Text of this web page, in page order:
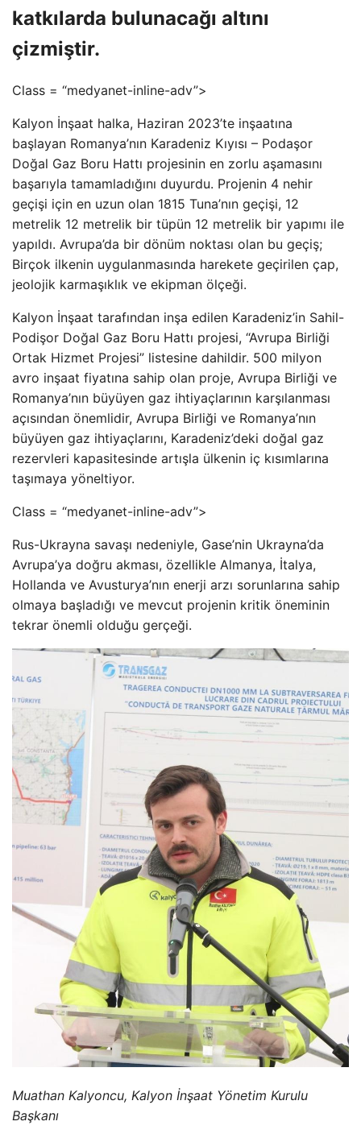
katkılarda bulunacağı altını
çizmiştir.
Class = “medyanet-inline-adv”>
Kalyon İnşaat halka, Haziran 2023’te inşaatına
başlayan Romanya’nın Karadeniz Kıyısı – Podaşor
Doğal Gaz Boru Hattı projesinin en zorlu aşamasını
başarıyla tamamladığını duyurdu. Projenin 4 nehir
geçişi için en uzun olan 1815 Tuna’nın geçişi, 12
metrelik 12 metrelik bir tüpün 12 metrelik bir yapımı ile
yapıldı. Avrupa’da bir dönüm noktası olan bu geçiş;
Birçok ilkenin uygulanmasında harekete geçirilen çap,
jeolojik karmaşıklık ve ekipman ölçeği.
Kalyon İnşaat tarafından inşa edilen Karadeniz’in Sahil-
Podişor Doğal Gaz Boru Hattı projesi, “Avrupa Birliği
Ortak Hizmet Projesi” listesine dahildir. 500 milyon
avro inşaat fiyatına sahip olan proje, Avrupa Birliği ve
Romanya’nın büyüyen gaz ihtiyaçlarının karşılanması
açısından önemlidir, Avrupa Birliği ve Romanya’nın
büyüyen gaz ihtiyaçlarını, Karadeniz’deki doğal gaz
rezervleri kapasitesinde artışla ülkenin iç kısımlarına
taşımaya yöneltiyor.
Class = “medyanet-inline-adv”>
Rus-Ukrayna savaşı nedeniyle, Gase’nin Ukrayna’da
Avrupa’ya doğru akması, özellikle Almanya, İtalya,
Hollanda ve Avusturya’nın enerji arzı sorunlarına sahip
olmaya başladığı ve mevcut projenin kritik öneminin
tekrar önemli olduğu gerçeği.
Muathan Kalyoncu, Kalyon İnşaat Yönetim Kurulu
Başkanı